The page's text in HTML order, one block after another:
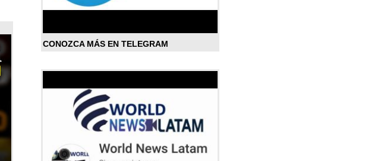
CONOZCA MÁS EN TELEGRAM